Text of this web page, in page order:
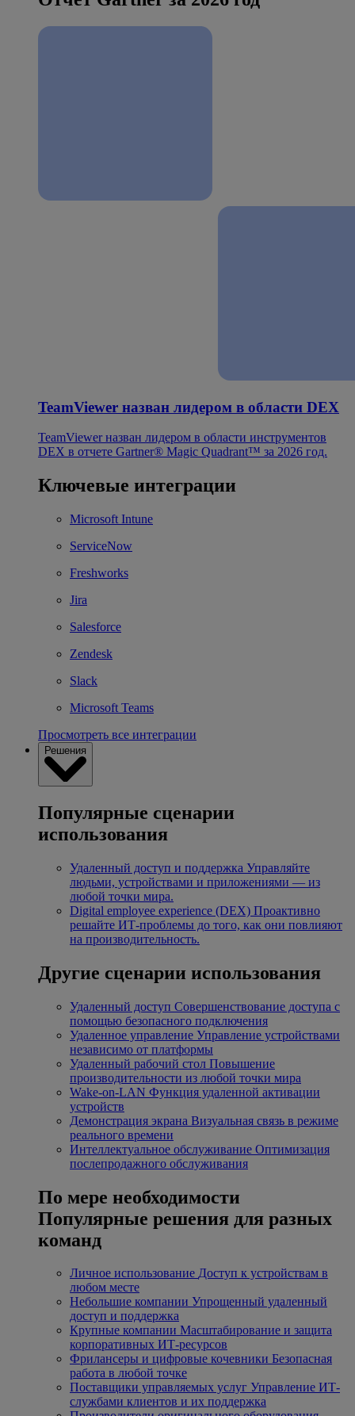
TeamViewer назван лидером в области DEX
TeamViewer назван лидером в области инструментов
DEX в отчете Gartner® Magic Quadrant™ за 2026 год.
Ключевые интеграции
Microsoft Intune
ServiceNow
Freshworks
Jira
Salesforce
Zendesk
Slack
Microsoft Teams
Просмотреть все интеграции
Решения
Популярные сценарии
использования
Удаленный доступ и поддержка Управляйте
людьми, устройствами и приложениями — из
любой точки мира.
Digital employee experience (DEX) Проактивно
решайте ИТ-проблемы до того, как они повлияют
на производительность.
Другие сценарии использования
Удаленный доступ Совершенствование доступа с
помощью безопасного подключения
Удаленное управление Управление устройствами
независимо от платформы
Удаленный рабочий стол Повышение
производительности из любой точки мира
Wake-on-LAN Функция удаленной активации
устройств
Демонстрация экрана Визуальная связь в режиме
реального времени
Интеллектуальное обслуживание Оптимизация
послепродажного обслуживания
По мере необходимости
Популярные решения для разных
команд
Личное использование Доступ к устройствам в
любом месте
Небольшие компании Упрощенный удаленный
доступ и поддержка
Крупные компании Масштабирование и защита
корпоративных ИТ-ресурсов
Фрилансеры и цифровые кочевники Безопасная
работа в любой точке
Поставщики управляемых услуг Управление ИТ-
службами клиентов и их поддержка